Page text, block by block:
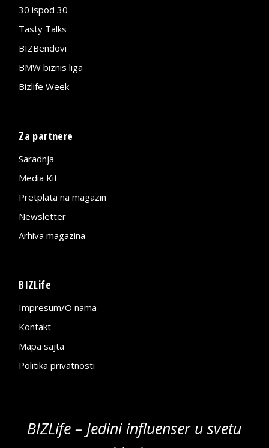
30 ispod 30
Tasty Talks
BIZBendovi
BMW biznis liga
Bizlife Week
Za partnere
Saradnja
Media Kit
Pretplata na magazin
Newsletter
Arhiva magazina
BIZLife
Impresum/O nama
Kontakt
Mapa sajta
Politika privatnosti
BIZLife – Jedini influenser u svetu